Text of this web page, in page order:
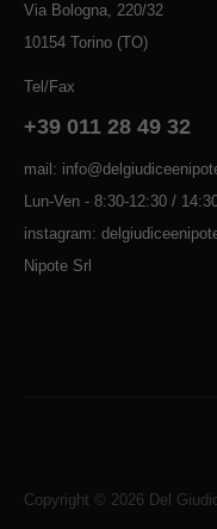
Via Bologna, 220/32
10154 Torino (TO)
Tel/Fax
+39 011 28 49 32
mail:
Lun-Ven - 8:30-12:30 /
instagram:
Nipote Srl
Copyright © 2026 Del